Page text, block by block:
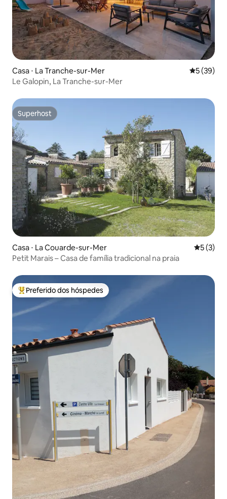
Casa ⋅ La Tranche-sur-Mer 5 de uma
5 (39)
Le Galopin, La Tranche-sur-Mer
Superhost
Superhost
Casa ⋅ La Couarde-sur-Mer 5 de
5 (3)
Petit Marais – Casa de família tradicional na praia
Entre os melhores preferidos dos hóspedes
Preferido dos hóspedes